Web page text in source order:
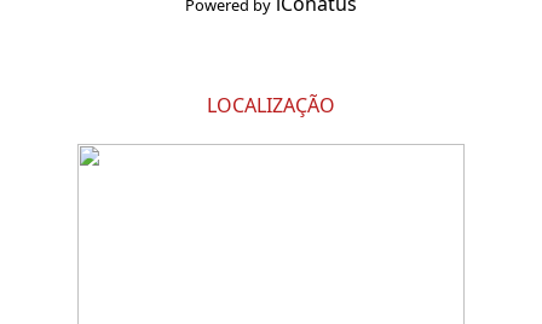
Powered by
LOCALIZAÇÃO